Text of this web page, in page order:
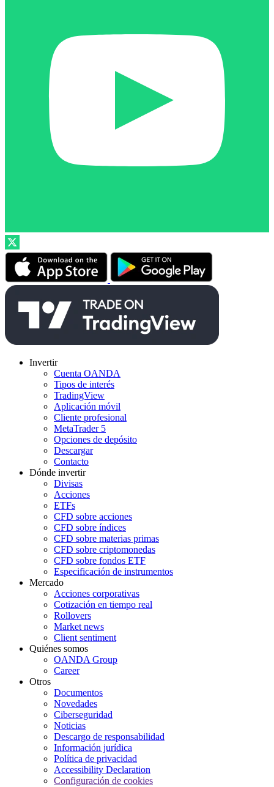
Invertir
Cuenta OANDA
Tipos de interés
TradingView
Aplicación móvil
Cliente profesional
MetaTrader 5
Opciones de depósito
Descargar
Contacto
Dónde invertir
Divisas
Acciones
ETFs
CFD sobre acciones
CFD sobre índices
CFD sobre materias primas
CFD sobre criptomonedas
CFD sobre fondos ETF
Especificación de instrumentos
Mercado
Acciones corporativas
Cotización en tiempo real
Rollovers
Market news
Client sentiment
Quiénes somos
OANDA Group
Career
Otros
Documentos
Novedades
Ciberseguridad
Noticias
Descargo de responsabilidad
Información jurídica
Política de privacidad
Accessibility Declaration
Configuración de cookies